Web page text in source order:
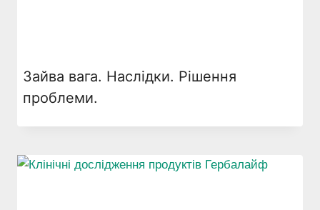
Зайва вага. Наслідки. Рішення
проблеми.